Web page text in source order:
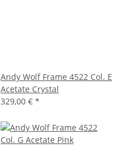
Andy Wolf Frame 4522 Col. E
Acetate Crystal
329,00 € *